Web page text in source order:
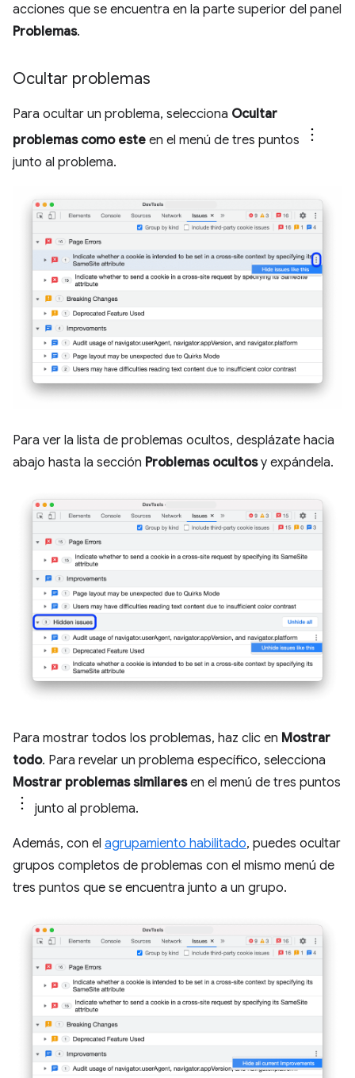
acciones que se encuentra en la parte superior del panel
Problemas.
Ocultar problemas
Para ocultar un problema, selecciona Ocultar
problemas como este en el menú de tres puntos
junto al problema.
Para ver la lista de problemas ocultos, desplázate hacia
abajo hasta la sección Problemas ocultosy expándela.
Para mostrar todos los problemas, haz clic en Mostrar
todo. Para revelar un problema específico, selecciona
Mostrar problemas similaresen el menú de tres puntos
junto al problema.
Además, con el agrupamiento habilitado, puedes ocultar
grupos completos de problemas con el mismo menú de
tres puntos que se encuentra junto a un grupo.